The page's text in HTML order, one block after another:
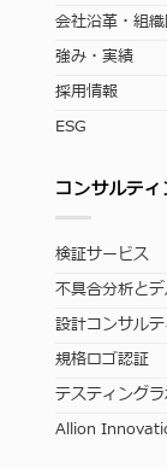
会社沿革・組
強み・実績
採用情報
ESG
コンサルテ
検証サービス
不具合分析と
設計コンサル
規格ロゴ認証
テスティング
Allion